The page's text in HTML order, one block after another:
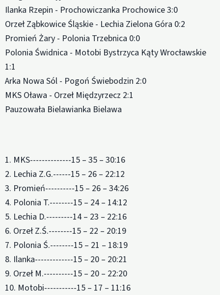
Ilanka Rzepin - Prochowiczanka Prochowice 3:0
Orzeł Ząbkowice Śląskie - Lechia Zielona Góra 0:2
Promień Żary - Polonia Trzebnica 0:0
Polonia Świdnica - Motobi Bystrzyca Kąty Wrocławskie
1:1
Arka Nowa Sól - Pogoń Świebodzin 2:0
MKS Oława - Orzeł Międzyrzecz 2:1
Pauzowała Bielawianka Bielawa
1. MKS--------------15 – 35 – 30:16
2. Lechia Z.G.------15 – 26 – 22:12
3. Promień----------15 – 26 – 34:26
4. Polonia T.--------15 – 24 – 14:12
5. Lechia D.---------14 – 23 – 22:16
6. Orzeł Z.Ś.--------15 – 22 – 20:19
7. Polonia Ś.--------15 – 21 – 18:19
8. Ilanka-------------15 – 20 – 20:21
9. Orzeł M.----------15 – 20 – 22:20
10. Motobi-----------15 – 17 – 11:16